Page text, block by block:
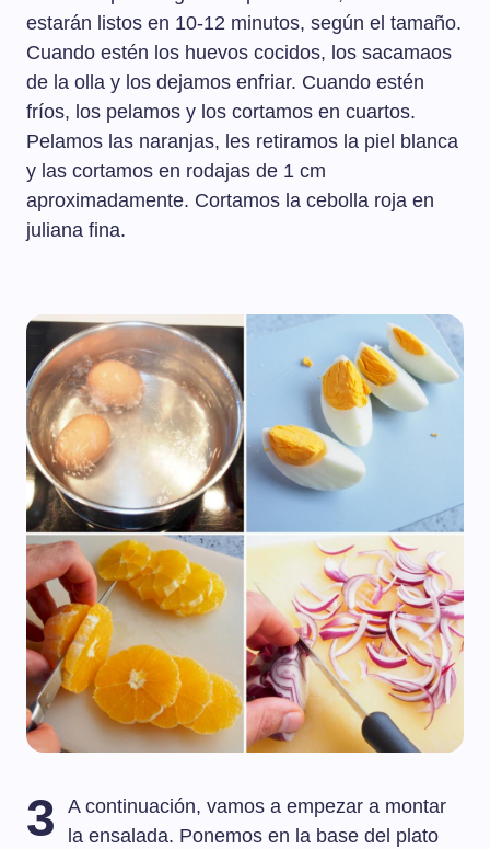
estarán listos en 10-12 minutos, según el tamaño.
Cuando estén los huevos cocidos, los sacamaos
de la olla y los dejamos enfriar. Cuando estén
fríos, los pelamos y los cortamos en cuartos.
Pelamos las naranjas, les retiramos la piel blanca
y las cortamos en rodajas de 1 cm
aproximadamente. Cortamos la cebolla roja en
juliana fina.
3
A continuación, vamos a empezar a montar
la ensalada. Ponemos en la base del plato